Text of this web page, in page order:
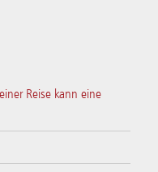
Reise kann eine